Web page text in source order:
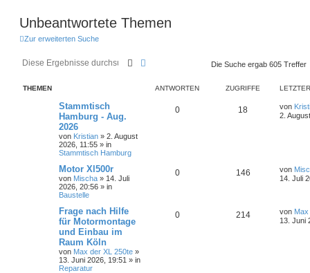
Unbeantwortete Themen
Zur erweiterten Suche
SucheErweiterte SucheDie Suche ergab 605 Treffer
THEMEN ANTWORTEN ZUGRIFFE
Stammtisch
Hamburg - Aug.
2026
von Kristian » 2. August
2026, 11:55 » in
Stammtisch Hamburg
0 18 von
2.
Motor Xl500r
von Mischa » 14. Juli
2026, 20:56 » in
Baustelle
0 146 von
14. Juli
Frage nach Hilfe
für Motormontage
und Einbau im
Raum Köln
von Max der XL 250te »
13. Juni 2026, 19:51 » in
Reparatur
0 214 von
13. Juni